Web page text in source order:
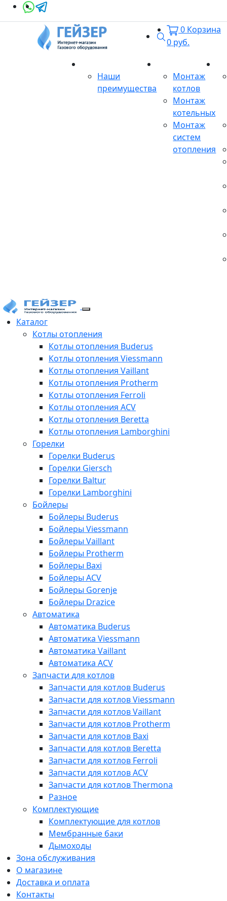
Поиск
0 Корзина
0 руб.
Наши
преимущества
Монтаж
котлов
Монтаж
котельных
Монтаж
систем
отопления
Каталог
Котлы отопления
Котлы отопления Buderus
Котлы отопления Viessmann
Котлы отопления Vaillant
Котлы отопления Protherm
Котлы отопления Ferroli
Котлы отопления ACV
Котлы отопления Beretta
Котлы отопления Lamborghini
Горелки
Горелки Buderus
Горелки Giersch
Горелки Baltur
Горелки Lamborghini
Бойлеры
Бойлеры Buderus
Бойлеры Viessmann
Бойлеры Vaillant
Бойлеры Protherm
Бойлеры Baxi
Бойлеры ACV
Бойлеры Gorenje
Бойлеры Drazice
Автоматика
Автоматика Buderus
Автоматика Viessmann
Автоматика Vaillant
Автоматика ACV
Запчасти для котлов
Запчасти для котлов Buderus
Запчасти для котлов Viessmann
Запчасти для котлов Vaillant
Запчасти для котлов Protherm
Запчасти для котлов Baxi
Запчасти для котлов Beretta
Запчасти для котлов Ferroli
Запчасти для котлов ACV
Запчасти для котлов Thermona
Разное
Комплектующие
Комплектующие для котлов
Мембранные баки
Дымоходы
Зона обслуживания
О магазине
Доставка и оплата
Контакты